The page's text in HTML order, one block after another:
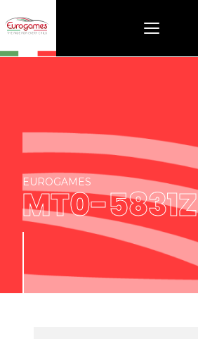
EUROGAMES
MT0-5831Z